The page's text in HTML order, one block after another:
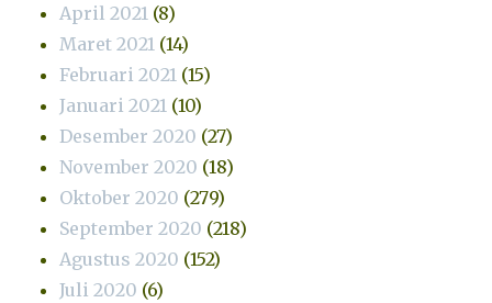
April 2021 (8)
Maret 2021 (14)
Februari 2021 (15)
Januari 2021 (10)
Desember 2020 (27)
November 2020 (18)
Oktober 2020 (279)
September 2020 (218)
Agustus 2020 (152)
Juli 2020 (6)